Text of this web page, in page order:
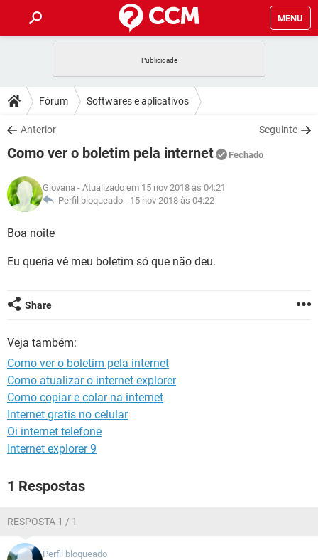
MENU
CELULAR FACEBOOK
OUTLOOK
INSTAGRAM GMAIL
GUIA DE COMPRAS
DICAS
JOGOS WHATSAPP
INSTAGRAM GMAIL
GUIA DE COMPRAS
DOWNLOADS
JOGOS WHATSAPP
CELULAR
OUTLOOK EXCEL
INSTAGRAM
JOGOS WHATSAPP
CELULAR
OUTLOOK
INSTAGRAM GMAIL
GLOSSÁRIO
INSTAGRAM
Fórum Softwares e aplicativos
Anterior Seguinte
Como ver o boletim pela internet Fechado
Giovana - Atualizado em 15 nov 2018 às 04:21
Perfil bloqueado - 15 nov 2018 às 04:22
Boa noite
Eu queria vê meu boletim só que não deu.
Share
Veja também:
Como ver o boletim pela internet
Como atualizar o internet explorer
Como copiar e colar na internet
Internet gratis no celular
Oi internet telefone
Internet explorer 9
1 Respostas
RESPOSTA 1 / 1
Perfil bloqueado